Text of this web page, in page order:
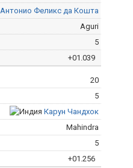
Антонио Феликс да Кошта
Aguri
5
+01.039
20
5
Карун Чандхок
Mahindra
5
+01.256